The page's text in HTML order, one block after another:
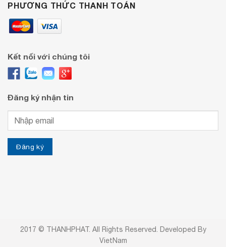
PHƯƠNG THỨC THANH TOÁN
Kết nối với chúng tôi
Đăng ký nhận tin
2017 © THANHPHAT. All Rights Reserved. Developed By
VietNam